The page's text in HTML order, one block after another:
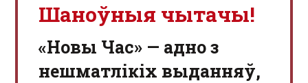
Шаноўныя чытачы!
«Новы Час» — адно з
нешматлікіх выданняў,